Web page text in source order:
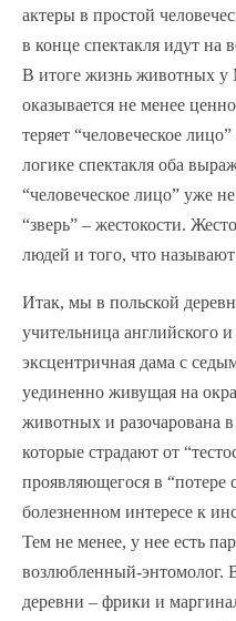
актеры в простой
в конце спектакля идут на
В итоге жизнь животных у
оказывается не менее
теряет “человеческое
логике спектакля оба
“человеческое лицо” уже
“зверь” – жестокости.
людей и того, что
Итак, мы в польской
учительница английского
эксцентричная дама с
уединенно живущая на
животных и разочарована
которые страдают от
проявляющегося в “потере
болезненном интересе к
Тем не менее, у нее есть
возлюбленный-энтомолог.
деревни – фрики и